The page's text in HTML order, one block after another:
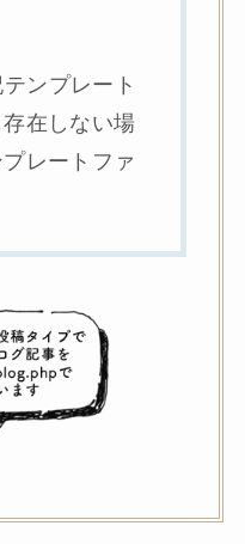
ンプレート
在しない場
レートファ